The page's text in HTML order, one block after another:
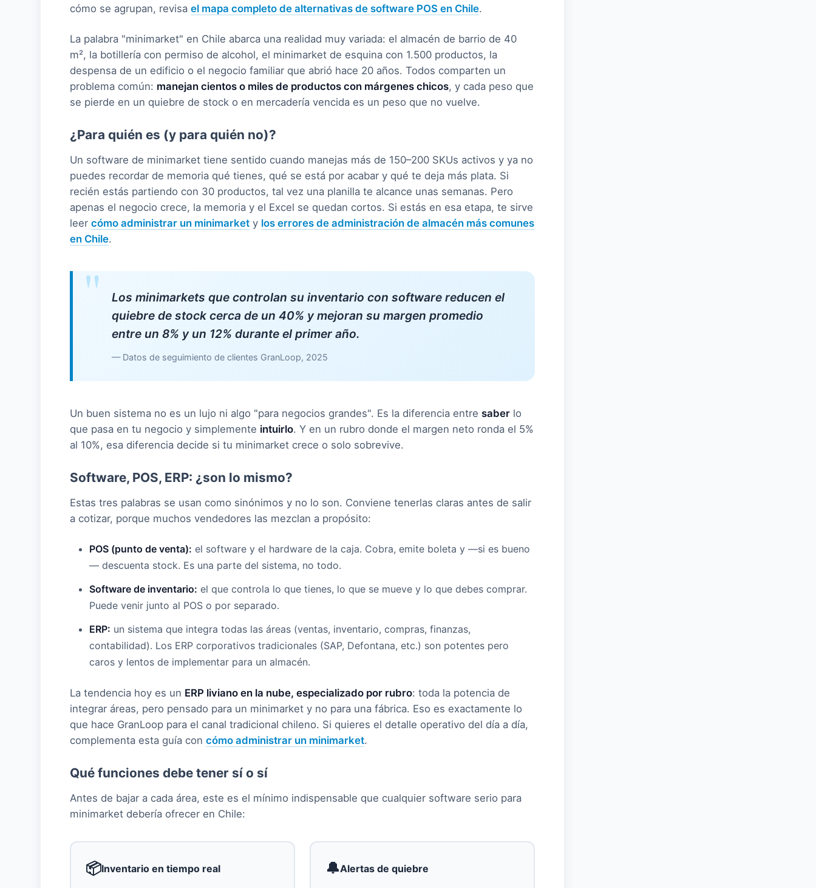
cómo se agrupan, revisael mapa completo de alternativas de software POS en Chile.
La palabra "minimarket" en Chile abarca una realidad muy variada: el almacén de barrio de 40
m², la botillería con permiso de alcohol, el minimarket de esquina con 1.500 productos, la
despensa de un edificio o el negocio familiar que abrió hace 20 años. Todos comparten un
problema común: manejan cientos o miles de productos con márgenes chicos, y cada peso que
se pierde en un quiebre de stock o en mercadería vencida es un peso que no vuelve.
¿Para quién es (y para quién no)?
Un software de minimarket tiene sentido cuando manejas más de 150–200 SKUs activos y ya no
puedes recordar de memoria qué tienes, qué se está por acabar y qué te deja más plata. Si
recién estás partiendo con 30 productos, tal vez una planilla te alcance unas semanas. Pero
apenas el negocio crece, la memoria y el Excel se quedan cortos. Si estás en esa etapa, te sirve
leercómo administrar un minimarket y los errores de administración de almacén más comunes
en Chile.
Los minimarkets que controlan su inventario con software reducen el
quiebre de stock cerca de un 40% y mejoran su margen promedio
entre un 8% y un 12% durante el primer año.
— Datos de seguimiento de clientes GranLoop, 2025
Un buen sistema no es un lujo ni algo "para negocios grandes". Es la diferencia entresaber lo
que pasa en tu negocio y simplemente intuirlo. Y en un rubro donde el margen neto ronda el 5%
al 10%, esa diferencia decide si tu minimarket crece o solo sobrevive.
Software, POS, ERP: ¿son lo mismo?
Estas tres palabras se usan como sinónimos y no lo son. Conviene tenerlas claras antes de salir
a cotizar, porque muchos vendedores las mezclan a propósito:
POS (punto de venta): el software y el hardware de la caja. Cobra, emite boleta y —si es bueno
— descuenta stock. Es una parte del sistema, no todo.
Software de inventario: el que controla lo que tienes, lo que se mueve y lo que debes comprar.
Puede venir junto al POS o por separado.
ERP: un sistema que integra todas las áreas (ventas, inventario, compras, finanzas,
contabilidad). Los ERP corporativos tradicionales (SAP, Defontana, etc.) son potentes pero
caros y lentos de implementar para un almacén.
La tendencia hoy es un ERP liviano en la nube, especializado por rubro: toda la potencia de
integrar áreas, pero pensado para un minimarket y no para una fábrica. Eso es exactamente lo
que hace GranLoop para el canal tradicional chileno. Si quieres el detalle operativo del día a día,
complementa esta guía concómo administrar un minimarket.
Qué funciones debe tener sí o sí
Antes de bajar a cada área, este es el mínimo indispensable que cualquier software serio para
minimarket debería ofrecer en Chile:
📦Inventario en tiempo real 🔔Alertas de quiebre